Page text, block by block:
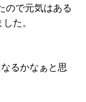
ので元気はある
た。
るかなぁと思